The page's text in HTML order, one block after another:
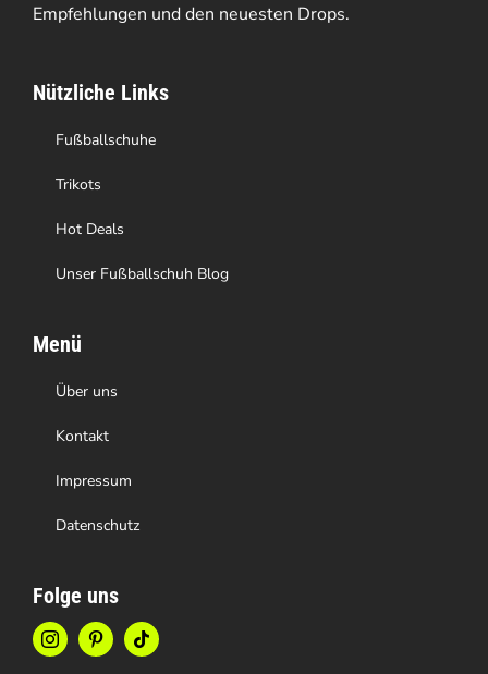
können
der
Produktseite
gewählt
werden
Empfehlungen und den neuesten Drops.
Nützliche Links
Fußballschuhe
Trikots
Hot Deals
Unser Fußballschuh Blog
Menü
Über uns
Kontakt
Impressum
Datenschutz
Folge uns